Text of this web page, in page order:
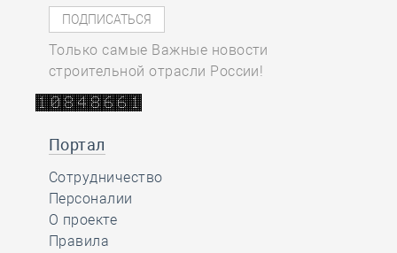
Только самые Важные новости
строительной отрасли России!
Портал
Сотрудничество
Персоналии
О проекте
Правила